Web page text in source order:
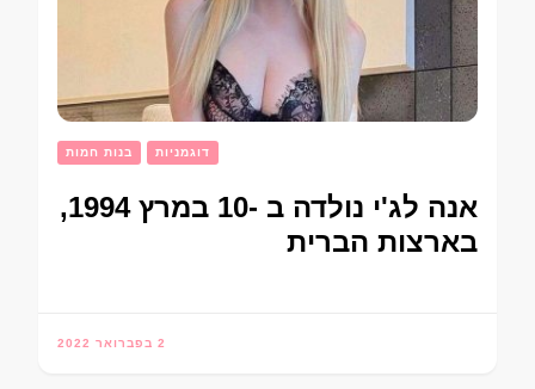
בנות חמות דוגמניות
אנה לג'י נולדה ב -10 במרץ 1994,
בארצות הברית
2 בפברואר 2022